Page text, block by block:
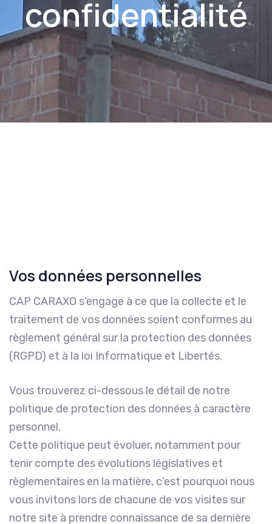
confidentialité
Vos données personnelles
CAP CARAXO s’engage à ce que la collecte et le
traitement de vos données soient conformes au
règlement général sur la protection des données
(RGPD) et à la loi Informatique et Libertés.
Vous trouverez ci-dessous le détail de notre
politique de protection des données à caractère
personnel.
Cette politique peut évoluer, notamment pour
tenir compte des évolutions législatives et
règlementaires en la matière, c’est pourquoi nous
vous invitons lors de chacune de vos visites sur
notre site à prendre connaissance de sa dernière